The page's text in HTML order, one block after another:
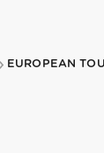
EUROPEAN